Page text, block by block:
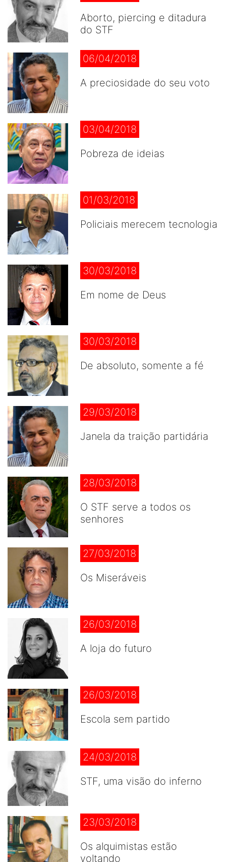
Aborto, piercing e ditadura
do STF
06/04/2018
A preciosidade do seu voto
03/04/2018
Pobreza de ideias
01/03/2018
Policiais merecem tecnologia
30/03/2018
Em nome de Deus
30/03/2018
De absoluto, somente a fé
29/03/2018
Janela da traição partidária
28/03/2018
O STF serve a todos os
senhores
27/03/2018
Os Miseráveis
26/03/2018
A loja do futuro
26/03/2018
Escola sem partido
24/03/2018
STF, uma visão do inferno
23/03/2018
Os alquimistas estão
voltando